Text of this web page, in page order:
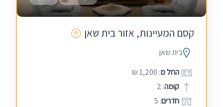
קסם המעיינות, אזור בית שאן
בית שאן
החל מ: 1,200 ₪
קומה: 2
חדרים: 5